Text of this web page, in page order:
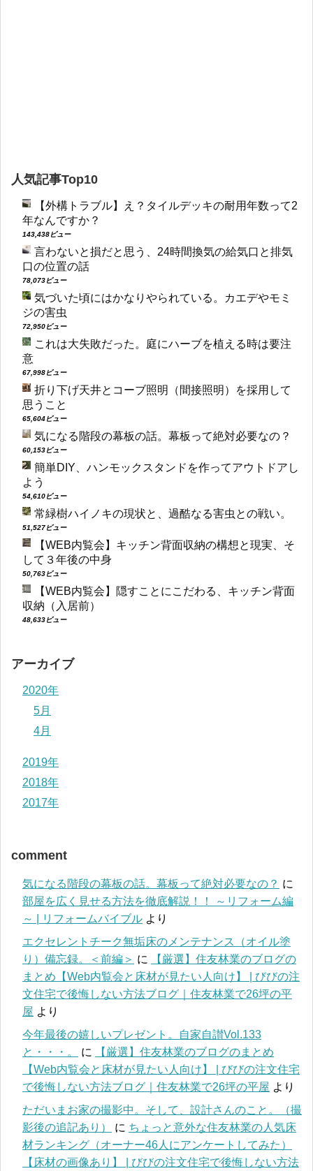
人気記事Top10
【外構トラブル】え？タイルデッキの耐用年数って2
年なんですか？
143,438ビュー
言わないと損だと思う、24時間換気の給気口と排気
口の位置の話
78,073ビュー
気づいた頃にはかなりやられている。カエデやモミ
ジの害虫
72,950ビュー
これは大失敗だった。庭にハーブを植える時は要注
意
67,998ビュー
折り下げ天井とコーブ照明（間接照明）を採用して
思うこと
65,604ビュー
気になる階段の幕板の話。幕板って絶対必要なの？
60,153ビュー
簡単DIY、ハンモックスタンドを作ってアウトドアし
よう
54,610ビュー
常緑樹ハイノキの現状と、過酷なる害虫との戦い。
51,527ビュー
【WEB内覧会】キッチン背面収納の構想と現実、そ
して３年後の中身
50,763ビュー
【WEB内覧会】隠すことにこだわる、キッチン背面
収納（入居前）
48,633ビュー
アーカイブ
2020年
5月
4月
2019年
2018年
2017年
comment
気になる階段の幕板の話。幕板って絶対必要なの？ に
部屋を広く見せる方法を徹底解説！！ ～リフォーム編
～ | リフォームバイブル より
エクセレントチーク無垢床のメンテナンス（オイル塗
り）備忘録。＜前編＞ に
【厳選】住友林業のブログの
まとめ【Web内覧会と床材が見たい人向け】 | びびの注
文住宅で後悔しない方法ブログ｜住友林業で26坪の平
屋 より
今年最後の嬉しいプレゼント。自家自讃Vol.133
と・・・。
に
【厳選】住友林業のブログのまとめ
【Web内覧会と床材が見たい人向け】 | びびの注文住宅
で後悔しない方法ブログ｜住友林業で26坪の平屋 より
ただいまお家の撮影中。そして、設計さんのこと。（撮
影後の追記あり）
に ちょっと意外な住友林業の人気床
材ランキング（オーナー46人にアンケートしてみた）
【床材の画像あり】 | びびの注文住宅で後悔しない方法